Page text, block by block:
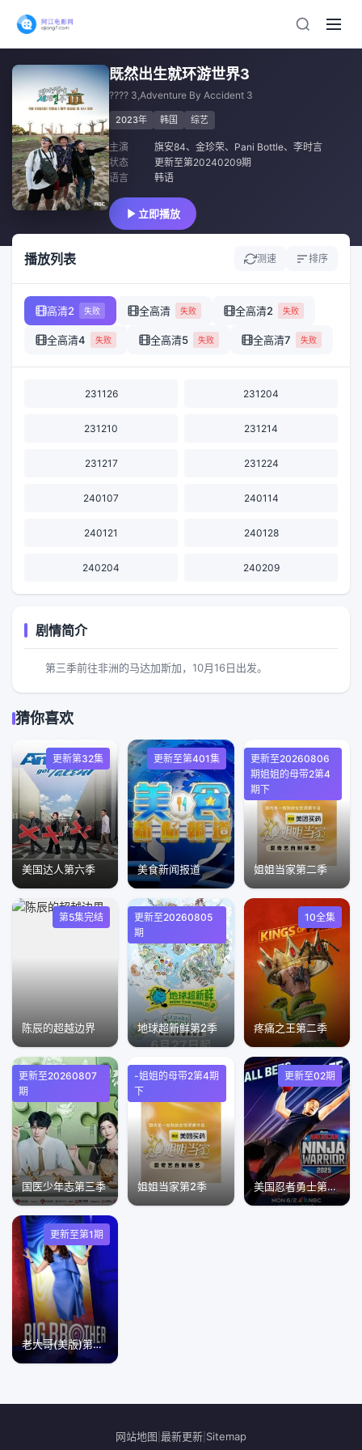
既然出生就环游世界3
???? 3,Adventure By Accident 3
2023年 韩国 综艺
主演 旗安84、 金珍荣、 Pani Bottle、 李时言
状态
更新至第20240209期
语言
韩语
立即播放
播放列表 测速 排序
高清2 失败 全高清 失败 全高清2 失败
全高清4 失败 全高清5 失败 全高清7 失败
231126 231204
231210 231214
231217 231224
240107 240114
240121 240128
240204 240209
剧情简介
第三季前往非洲的马达加斯加，10月16日出发。
猜你喜欢
更新第32集
美国达人第六季
更新至第401集
美食新闻报道
更新至20260806
期姐姐的母带2第4
期下
姐姐当家第二季
第5集完结
陈辰的超越边界
更新至20260805
期
地球超新鲜第2季
10全集
疼痛之王第二季
更新至20260807
期
国医少年志第三季
-姐姐的母带2第4期
下
姐姐当家第2季
更新至02期
美国忍者勇士第十八季
更新至第1期
老大哥(美版)第二十八季
网站地图 最新更新 Sitemap